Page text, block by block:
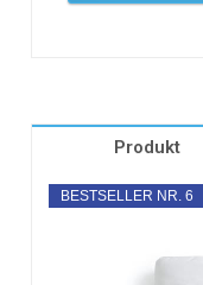
Produkt
BESTSELLER NR. 6